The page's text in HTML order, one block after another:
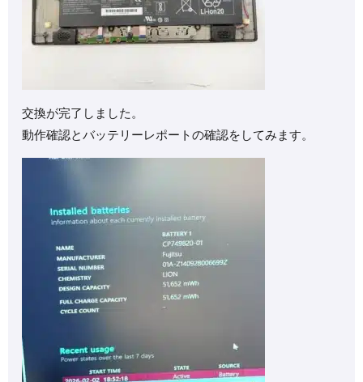
交換が完了しました。
動作確認とバッテリーレポートの確認をしてみます。